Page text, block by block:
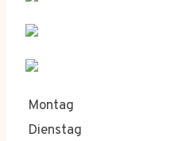
Montag
Dienstag